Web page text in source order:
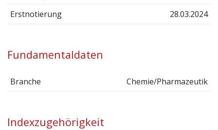
Erstnotierung
28.03.2024
Fundamentaldaten
Branche Chemie/Pharmazeutik
Indexzugehörigkeit